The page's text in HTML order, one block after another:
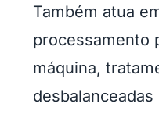
Também atua
processamento
máquina,